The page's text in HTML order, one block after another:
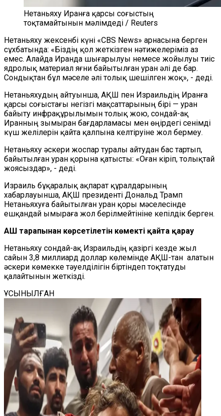
Нетаньяху Иранға қарсы соғыстың
тоқтамайтынын мәлімдеді / Reuters
Нетаньяху жексенбі күні «CBS News» арнасына берген
сұхбатында: «Біздің қол жеткізген нәтижелеріміз аз
емес. Алайда Иранда шығарылуы немесе жойылуы тиіс
ядролық материал яғни байытылған уран әлі де бар.
Сондықтан бұл мәселе әлі толық шешілген жоқ», - деді.
Нетаньяхудың айтуынша, АҚШ пен Израильдің Иранға
қарсы соғыстағы негізгі мақсаттарының бірі — уран
байыту инфрақұрылымын толық жою, сондай-ақ
Иранның зымыран бағдарламасы мен өңірдегі сенімді
күш желілерін қайта қалпына келтіруіне жол бермеу.
Нетаньяху әскери жоспар туралы айтудан бас тартып,
байытылған уран қорына қатысты: «Оған кіріп, толықтай
жоясыздар», - деді.
Израиль бұқаралық ақпарат құралдарының
хабарлауынша, АҚШ президенті Дональд Трамп
Нетаньяхуға байытылған уран қоры мәселесінде
ешқандай ымыраға жол берілмейтініне кепілдік берген.
АҚШ тарапынан көрсетілетін көмекті қайта қарау
Нетаньяху сондай-ақ Израильдің қазіргі кезде жыл
сайын 3,8 миллиард доллар көлемінде АҚШ-тан алатын
әскери көмекке тәуелділігін біртіндеп тоқтатуды
қалайтынын жеткізді.
ҰСЫНЫЛҒАН